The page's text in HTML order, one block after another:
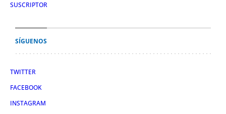
SUSCRIPTOR
SÍGUENOS
TWITTER
FACEBOOK
INSTAGRAM